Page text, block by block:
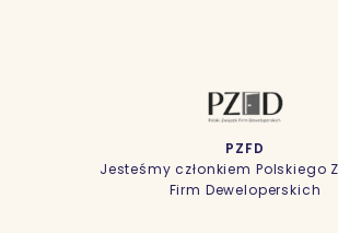
EUROPEAN PROPERTY
W kategorii Interior Design
za projekt apartamentu